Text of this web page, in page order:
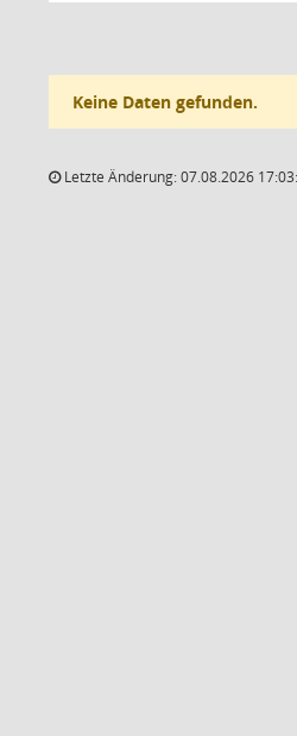
Keine Daten gefunden.
Letzte Änderung: 07.08.2026